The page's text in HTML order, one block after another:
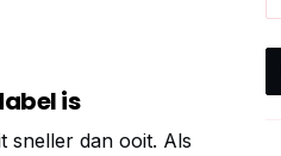
is
sneller dan ooit. Als